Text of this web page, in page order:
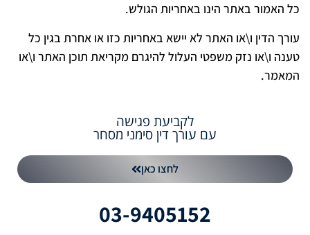
כל האמור באתר הינו באחריות הגולש.
עורך הדין ו\או האתר לא יישא באחריות כזו או אחרת בגין כל
טענה ו\או נזק משפטי העלול להיגרם מקריאת תוכן האתר ו\או
המאמר.
לקביעת פגישה
עם עורך דין סימני מסחר
לחצו כאן
03-9405152